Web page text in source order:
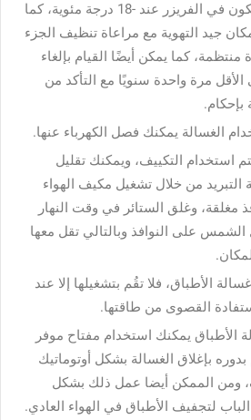
+6 درجة مئوية، وتكون في الفريزر عند -18 درجة مئوية، كما
جيد التهوية مع مراعاة تنظيف الجزء
كما يمكن أيضًا القيام بإلغاء
الأقل مرة واحدة سنويًا مع التأكد من
بإحكام.
الغسالة يمكنك فصل الكهرباء عنها.
التكييف، ويمكنك تقليل
من خلال تشغيل مكيف الهواء
مغلقة، وغلق الستائر في وقت النهار
على النوافذ وبالتالي تقل معها
الأطباق، فلا تقُم بتشغيلها إلا عند
القصوى من طاقتها.
الأطباق يمكنك استخدام مفتاح موفر
بإغلاق الغسالة بشكل أوتوماتيك
ومن الممكن أيضا عمل ذلك بشكل
لتجفيف الأطباق في الهواء العادي.